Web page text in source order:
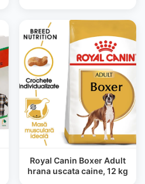
Royal Canin Boxer Adult
hrana uscata caine, 12 kg